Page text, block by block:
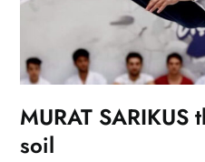
MURAT SARIKUS
soil